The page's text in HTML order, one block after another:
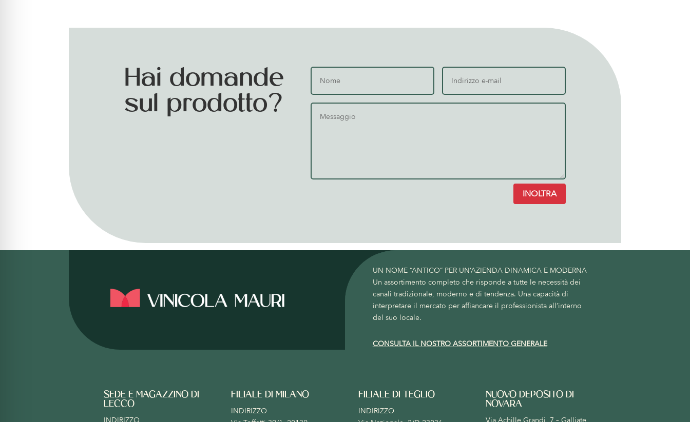
Hai domande
sul prodotto?
INOLTRA
UN NOME “ANTICO” PER UN’AZIENDA DINAMICA E MODERNA
Un assortimento completo che risponde a tutte le necessità dei
canali tradizionale, moderno e di tendenza. Una capacità di
interpretare il mercato per affiancare il professionista all’interno
del suo locale.
CONSULTA IL NOSTRO ASSORTIMENTO GENERALE
SEDE E MAGAZZINO DI
LECCO
FILIALE DI MILANO
INDIRIZZO
FILIALE DI TEGLIO
INDIRIZZO
NUOVO DEPOSITO DI
NOVARA